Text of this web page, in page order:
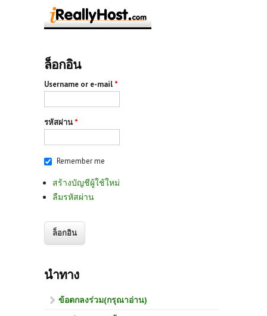
ล็อกอิน
Username or e-mail *
รหัสผ่าน *
Remember me
สร้างบัญชีผู้ใช้ใหม่
ลืมรหัสผ่าน
นำทาง
ข้อตกลงร่วม(กรุณาอ่าน)